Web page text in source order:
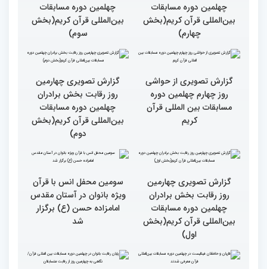
سومین محفل «خیرات
حسان»
روز رقابت بخش برادران
چهلمین دوره مسابقات
بین‌المللی قرآن کریم(بخش
چهارم)
روز رقابت بخش برادران
چهلمین دوره مسابقات
بین‌المللی قرآن کریم(بخش
سوم)
روز چهارم چهلمین دوره
مسابقات بین المللی قرآن
کریم
روز رقابت بخش برادران
چهلمین دوره مسابقات
بین‌المللی قرآن کریم(بخش
دوم)